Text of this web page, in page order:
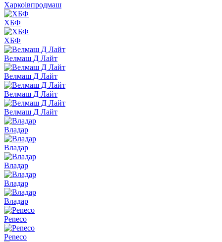
Харкоівпродмаш
ХБФ
ХБФ
Велмаш Д Лайт
Велмаш Д Лайт
Велмаш Д Лайт
Велмаш Д Лайт
Владар
Владар
Владар
Владар
Владар
Peneco
Peneco